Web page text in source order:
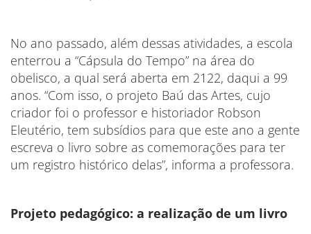
No ano passado, além dessas atividades, a escola
enterrou a “Cápsula do Tempo” na área do
obelisco, a qual será aberta em 2122, daqui a 99
anos. “Com isso, o projeto Baú das Artes, cujo
criador foi o professor e historiador Robson
Eleutério, tem subsídios para que este ano a gente
escreva o livro sobre as comemorações para ter
um registro histórico delas”, informa a professora.
Projeto pedagógico: a realização de um livro